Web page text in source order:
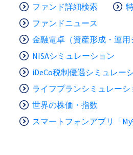
ファンド詳細検索
ファンドニュース
金融電卓（資産形成・運用
NISAシミュレーション
iDeCo税制優遇シミュレー
ライフプランシミュレーシ
世界の株価・指数
スマートフォンアプリ「My